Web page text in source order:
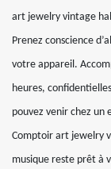
art jewelry vintage
Prenez conscience
votre appareil.
heures,
pouvez venir chez un
Comptoir art jewelry
musique reste prêt à